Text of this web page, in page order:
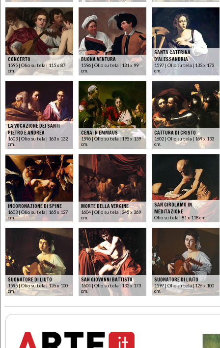
CONCERTO
1595 | Olio su tela | 115 x 87
cm.
BUONA VENTURA
1596 | Olio su tela | 131 x 99
cm.
SANTA CATERINA
D'ALESSANDRIA
1597 | Olio su tela | 133 x 173
cm.
LA VOCAZIONE DEI SANTI
PIETRO E ANDREA
1603 | Olio su tela | 163 x 132
cm.
CENA IN EMMAUS
1596 | Olio su tela | 195 x 139
cm.
CATTURA DI CRISTO
1602 | Olio su tela | 169 x 133
cm.
INCORONAZIONE DI SPINE
1603 | Olio su tela | 165 x 127
cm.
MORTE DELLA VERGINE
1604 | Olio su tela | 245 x 369
cm.
SAN GIROLAMO IN
MEDITAZIONE
Olio su tela | 81 x 118 cm.
SUONATORE DI LIUTO
1595 | Olio su tela | 126 x 100
cm.
SAN GIOVANNI BATTISTA
1604 | Olio su tela | 132 x 173
cm.
SUONATORE DI LIUTO
1597 | Olio su tela | 126 x 100
cm.